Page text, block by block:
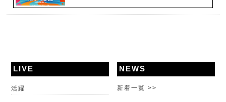
LIVE
活躍
NEWS
新着一覧 >>